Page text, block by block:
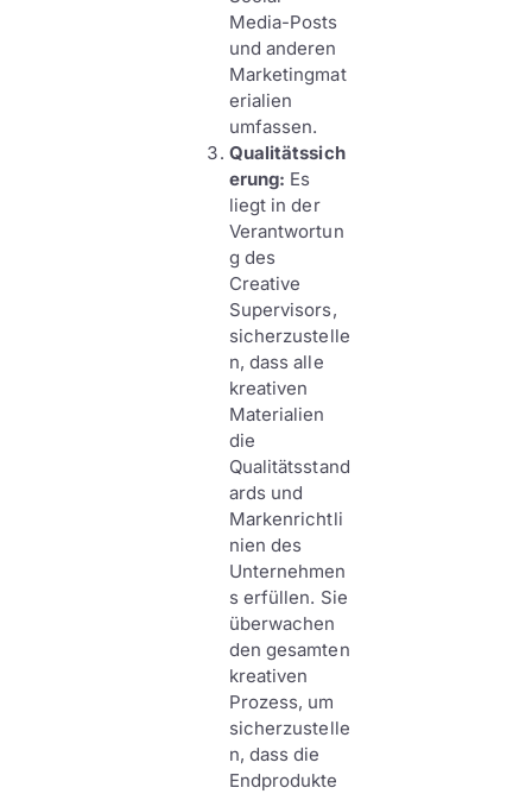
Media-Posts
und anderen
Marketingmat
erialien
umfassen.
Qualitätssich
erung: Es
liegt in der
Verantwortun
g des
Creative
Supervisors,
sicherzustelle
n, dass alle
kreativen
Materialien
die
Qualitätsstand
ards und
Markenrichtli
nien des
Unternehmen
s erfüllen. Sie
überwachen
den gesamten
kreativen
Prozess, um
sicherzustelle
n, dass die
Endprodukte